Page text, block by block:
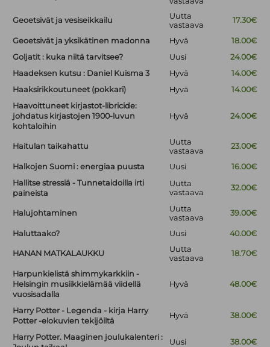
Geoetsivät ja vesiseikkailu
Uutta
vastaava
17.30€
Geoetsivät ja yksikätinen madonna Hyvä
18.00€
Goljatit : kuka niitä tarvitsee?
Uusi
24.00€
Haadeksen kutsu : Daniel Kuisma 3
Hyvä
14.00€
Haaksirikkoutuneet (pokkari)
Hyvä
14.00€
Haavoittuneet kirjastot-libricide:
johdatus kirjastojen 1900-luvun
kohtaloihin
Hyvä 24.00€
Haitulan taikahattu
Uutta
vastaava
23.00€
Halkojen Suomi : energiaa puusta Uusi
16.00€
Hallitse stressiä - Tunnetaidoilla irti
paineista
Uutta
vastaava
32.00€
Halujohtaminen
Uutta
vastaava
39.00€
Haluttaako? Uusi 40.00€
HANAN MATKALAUKKU
Uutta
vastaava
18.70€
Harpunkielistä shimmykarkkiin -
Helsingin musiikkielämää viidellä
vuosisadalla
Hyvä 48.00€
Harry Potter - Legenda - kirja Harry
Potter -elokuvien tekijöiltä
Hyvä 38.00€
Harry Potter. Maaginen joulukalenteri :
Uusi 38.00€